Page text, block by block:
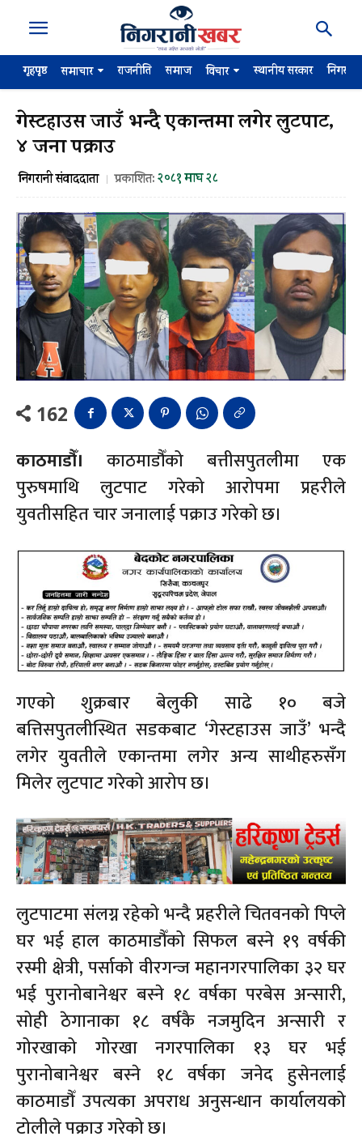
गृहपृष्ठ समाचार राजनीति समाज विचार स्थानीय सरकार
गेस्टहाउस जाउँ भन्दै एकान्तमा लगेर लुटपाट,
४ जना पक्राउ
निगरानी संवाददाता प्रकाशित:२०८१ माघ २८
162
काठमाडौँ। काठमाडौँको बत्तीसपुतलीमा एक
पुरुषमाथि लुटपाट गरेको आरोपमा प्रहरीले
युवतीसहित चार जनालाई पक्राउ गरेको छ।
गएको शुक्रबार बेलुकी साढे १० बजे
बत्तिसपुतलीस्थित सडकबाट ‘गेस्टहाउस जाउँ’ भन्दै
लगेर युवतीले एकान्तमा लगेर अन्य साथीहरुसँग
मिलेर लुटपाट गरेको आरोप छ।
लुटपाटमा संलग्न रहेको भन्दै प्रहरीले चितवनको पिप्ले
घर भई हाल काठमाडौँको सिफल बस्ने १९ वर्षकी
रस्मी क्षेत्री, पर्साको वीरगन्ज महानगरपालिका ३२ घर
भई पुरानोबानेश्वर बस्ने १८ वर्षका परबेस अन्सारी,
सोही ठेगानाका १८ वर्षकै नजमुदिन अन्सारी र
गोरखाको गोरखा नगरपालिका १३ घर भई
पुरानोबानेश्वर बस्ने १८ वर्षका जनेद हुसेनलाई
काठमाडौँ उपत्यका अपराध अनुसन्धान कार्यालयको
टोलीले पक्राउ गरेको छ।